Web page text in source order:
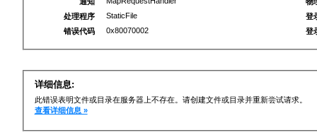
处理程序
StaticFile
错误代码
0x80070002
登
登
详细信息:
此错误表明文件或目录在服务器上不存在。请创建文件或目录并重新尝试请求。
查看详细信息 »